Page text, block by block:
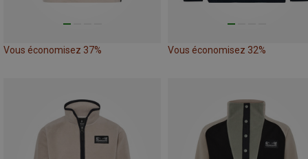
Vous économisez 37% Vous économisez 32%